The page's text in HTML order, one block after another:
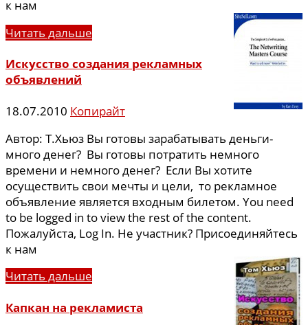
к нам
Читать дальше
Искусство создания рекламных
объявлений
18.07.2010 Копирайт
Автор: Т.Хьюз Вы готовы зарабатывать деньги-
много денег? Вы готовы потратить немного
времени и немного денег? Если Вы хотите
осуществить свои мечты и цели, то рекламное
объявление является входным билетом. You need
to be logged in to view the rest of the content.
Пожалуйста, Log In. Не участник? Присоединяйтесь
к нам
Читать дальше
Капкан на рекламиста